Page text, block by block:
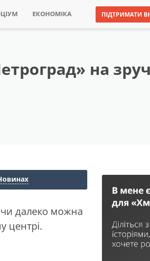
ЕКОНОМІКА ПІДТРИМАТИ
на
чи далеко можна
центрі.